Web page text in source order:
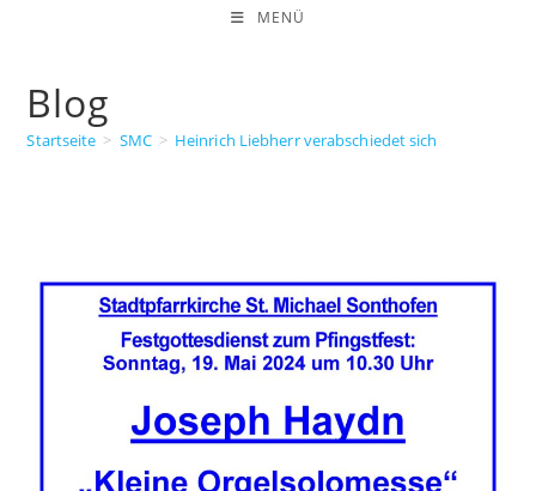
MENÜ
Blog
Startseite > SMC > Heinrich Liebherr verabschiedet sich